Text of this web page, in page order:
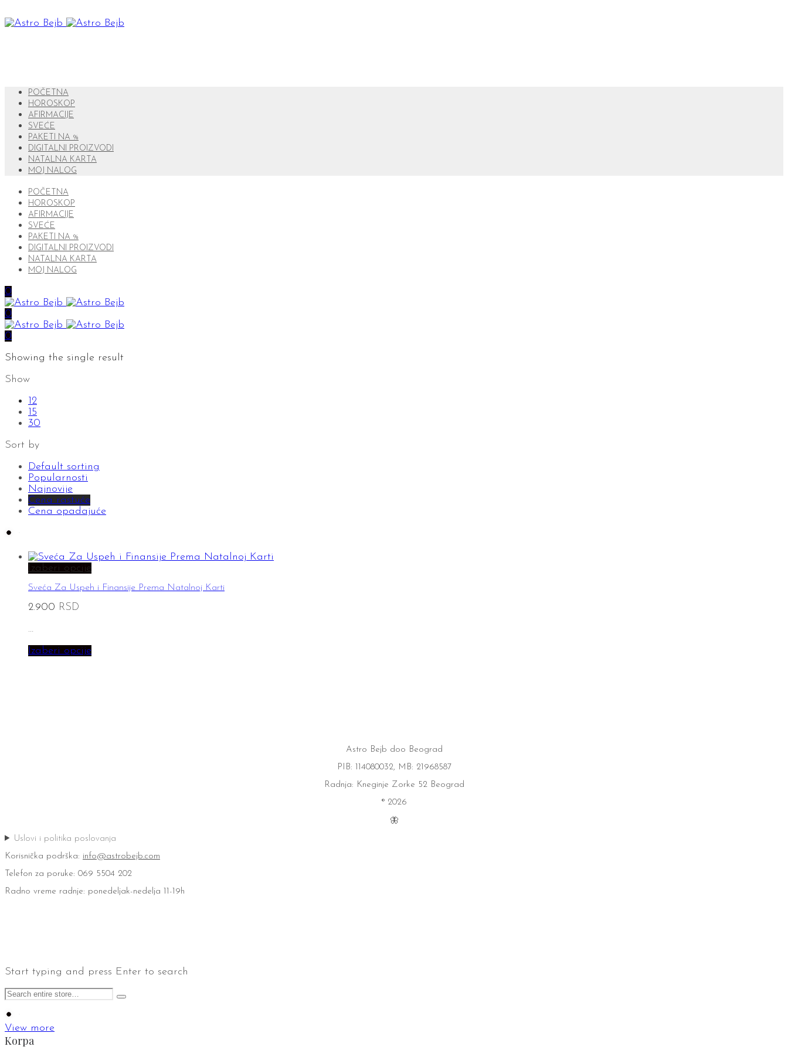
POČETNA
HOROSKOP
AFIRMACIJE
SVEĆE
PAKETI NA %
DIGITALNI PROIZVODI
NATALNA KARTA
MOJ NALOG
POČETNA
HOROSKOP
AFIRMACIJE
SVEĆE
PAKETI NA %
DIGITALNI PROIZVODI
NATALNA KARTA
MOJ NALOG
0
0
0
Showing the single result
Show
12
15
30
Sort by
Default sorting
Popularnosti
Najnovije
Cena rastuće
Cena opadajuće
Izaberi opcije
Sveća Za Uspeh i Finansije Prema Natalnoj Karti
2.900 RSD
…
Izaberi opcije
Astro Bejb doo Beograd
PIB: 114080032, MB: 21968587
Radnja: Kneginje Zorke 52 Beograd
® 2026
🦋
Uslovi i politika poslovanja
Korisnička podrška: info@astrobejb.com
Telefon za poruke: 069 5504 202
Radno vreme radnje: ponedeljak-nedelja 11-19h
Start typing and press Enter to search
View more
Korpa